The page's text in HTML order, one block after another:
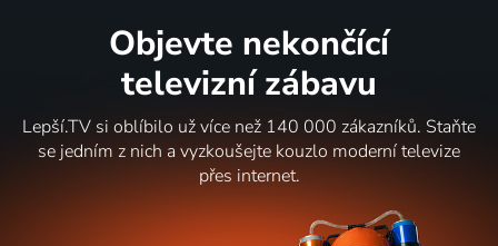
Objevte nekončící
televizní zábavu
Lepší.TV si oblíbilo už více než 140 000 zákazníků. Staňte
se jedním z nich a vyzkoušejte kouzlo moderní televize
přes internet.